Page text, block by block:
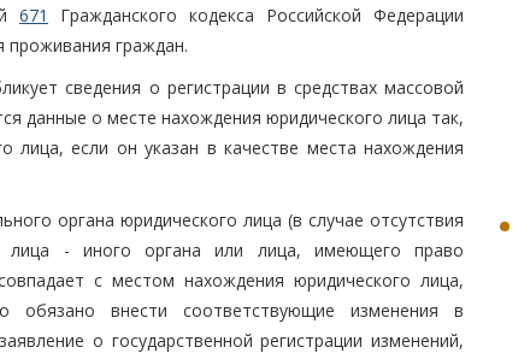
671
Гражданского кодекса Российской Федерации
граждан.
сведения о регистрации в средствах массовой
данные о месте нахождения юридического лица так,
лица, если он указан в качестве места нахождения
органа юридического лица (в случае отсутствия
лица - иного органа или лица, имеющего право
с местом нахождения юридического лица,
обязано внести соответствующие изменения в
о государственной регистрации изменений,